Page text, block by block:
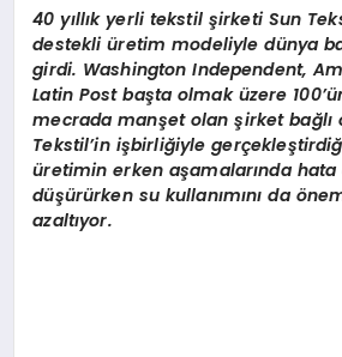
YAŞAM
DÜNYA
SAĞLIK
40 yıllık yerli tekstil şirketi Sun
destekli üretim modeliyle dünya
girdi. Washington Independent,
Latin Post başta olmak üzere
mecrada manşet olan şirket bağlı
Tekstil’in işbirliğiyle
üretimin erken aşamalarında hata
düşürürken su kullanımını da
azaltıyor.